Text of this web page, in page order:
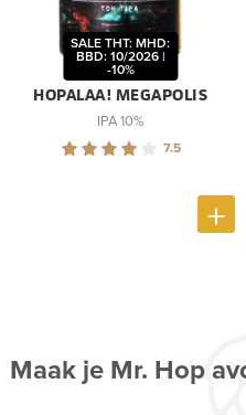
HOPALAA! MEGAPOLIS
SALE THT: MHD:
BBD: 10/2026 |
-10%
IPA 10%
7.5
Maak je Mr. Hop